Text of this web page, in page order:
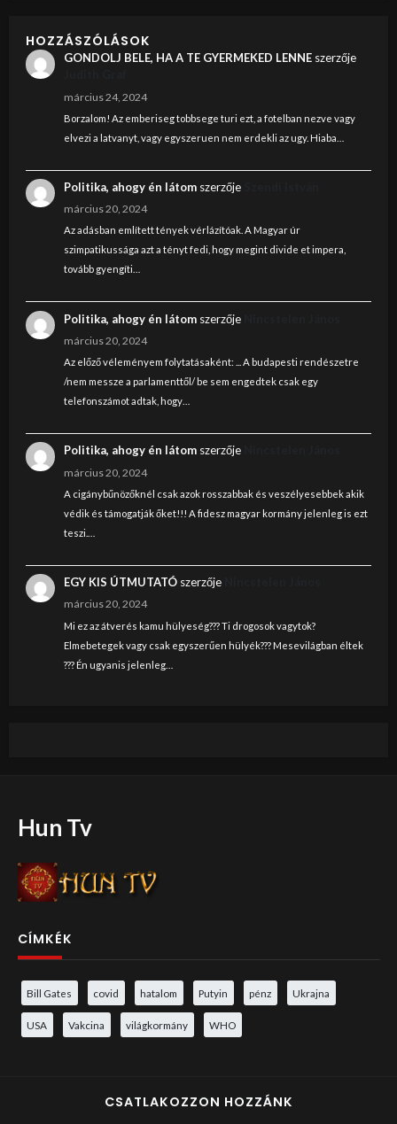
HOZZÁSZÓLÁSOK
GONDOLJ BELE, HA A TE GYERMEKED LENNEszerzője
március 24, 2024
Borzalom! Az emberiseg tobbsege turi ezt, a fotelban nezve vagy
elvezi a latvanyt, vagy egyszeruen nem erdekli az ugy. Hiaba…
Politika, ahogy én látomszerzője
március 20, 2024
Az adásban említett tények vérlázítóak. A Magyar úr
szimpatikussága azt a tényt fedi, hogy megint divide et impera,
tovább gyengíti…
Politika, ahogy én látomszerzője
március 20, 2024
Az előző véleményem folytatásaként: ... A budapesti rendészetre
/nem messze a parlamenttől/ be sem engedtek csak egy
telefonszámot adtak, hogy…
Politika, ahogy én látomszerzője
március 20, 2024
A cigánybűnözőknél csak azok rosszabbak és veszélyesebbek akik
védik és támogatják őket!!! A fidesz magyar kormány jelenleg is ezt
teszi.…
EGY KIS ÚTMUTATÓszerzője
március 20, 2024
Mi ez az átverés kamu hülyeség??? Ti drogosok vagytok?
Elmebetegek vagy csak egyszerűen hülyék??? Mesevilágban éltek
??? Én ugyanis jelenleg…
Hun Tv
CÍMKÉK
Bill Gates covid hatalom Putyin pénz Ukrajna
USA Vakcina világkormány WHO
CSATLAKOZZON HOZZÁNK